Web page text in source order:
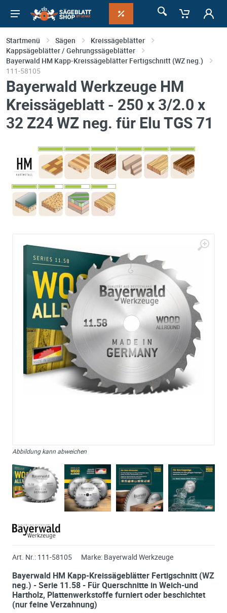
Startmenü Sägen
Kreissägeblätter
Kappsägeblätter / Gehrungssägeblätter
Bayerwald HM Kapp-Kreissägeblätter Fertigschnitt (WZ neg.)
111-58105
Bayerwald Werkzeuge HM
Kreissägeblatt - 250 x 3/2.0 x
32 Z24 WZ neg. für Elu TGS 71
Abbildung kann abweichen
Art. Nr.: 111-58105 Marke: Bayerwald Werkzeuge
Bayerwald HM Kapp-Kreissägeblätter Fertigschnitt (WZ
neg.) - Serie 11.58 - Für Querschnitte in Weich-und
Hartholz, Plattenwerkstoffe furniert oder beschichtet
(nur feine Verzahnung)